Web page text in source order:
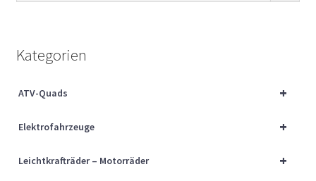
Über uns
Kategorien
+
ATV-Quads
+
Elektrofahrzeuge
+
Leichtkrafträder – Motorräder